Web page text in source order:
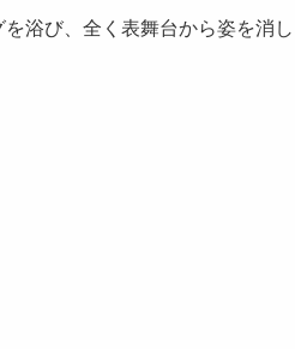
浴び、全く表舞台から姿を消